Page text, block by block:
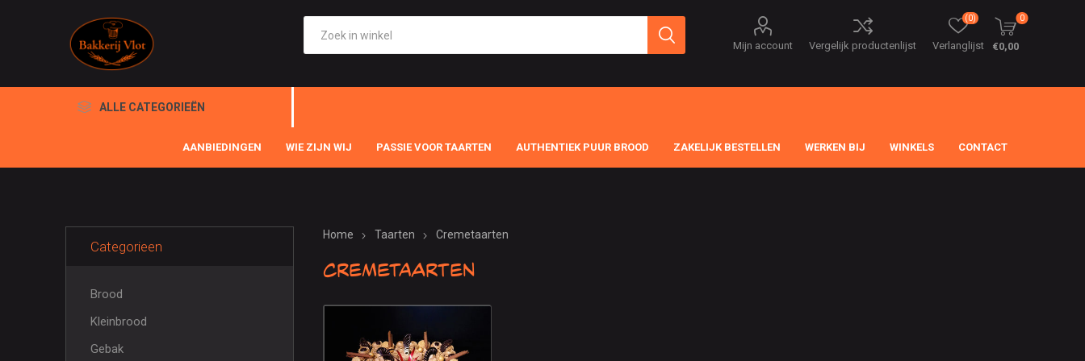
Mijn account Vergelijk productenlijst Verlanglijst
(0) 0
€0,00
ALLE CATEGORIEËN
AANBIEDINGEN WIE ZIJN WIJ PASSIE VOOR TAARTEN AUTHENTIEK PUUR BROOD ZAKELIJK BESTELLEN WERKEN BIJ WINKELS CONTACT
Home Taarten Cremetaarten
Cremetaarten
Categorieen
Brood
Kleinbrood
Gebak